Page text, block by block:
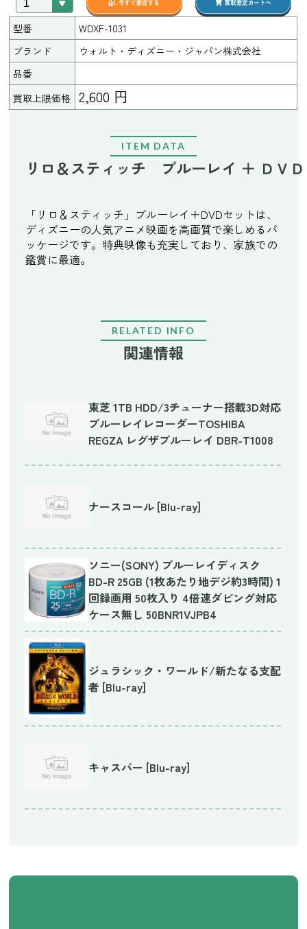
型番
WDXF-1031
ブランド
ウォルト・ディズニー・ジャパン株式会社
品番
買取上限価格
2,600 円
ITEM DATA
リロ＆スティッチ ブルーレイ ＋ ＤＶ
「リロ＆スティッチ」ブルーレイ＋DVDセットは、
ディズニーの人気アニメ映画を高画質で楽しめるパ
ッケージです。特典映像も充実しており、家族での
鑑賞に最適。
RELATED INFO
関連情報
東芝 1TB HDD/3チューナー搭載3D対応
ブルーレイレコーダーTOSHIBA
REGZA レグザブルーレイ DBR-T1008
ナースコール [Blu-ray]
ソニー(SONY) ブルーレイディスク
BD-R 25GB (1枚あたり地デジ約3時間) 1
回録画用 50枚入り 4倍速ダビング対応
ケース無し 50BNR1VJPB4
ジュラシック・ワールド/新たなる支配
者 [Blu-ray]
キャスパー [Blu-ray]